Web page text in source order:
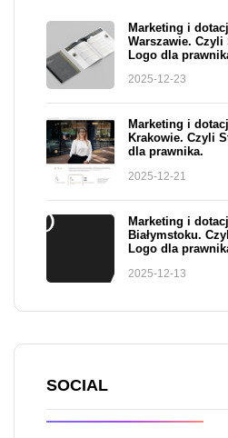
Marketing i
Warszawie. Czyli
Logo dla
2025-12-23
Marketing i
Krakowie. Czyli
dla prawnika.
2025-12-21
Marketing i
Białymstoku.
Logo dla
2025-12-13
SOCIAL